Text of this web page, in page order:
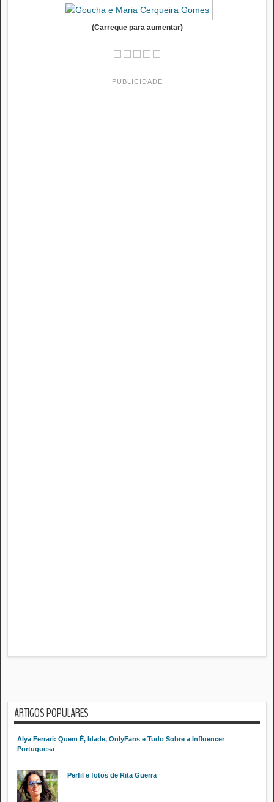
(Carregue para aumentar)
PUBLICIDADE
ARTIGOS POPULARES
Alya Ferrari: Quem É, Idade, OnlyFans e Tudo Sobre a Influencer
Portuguesa
Perfil e fotos de Rita Guerra